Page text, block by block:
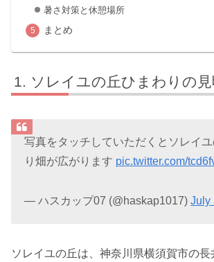
暑さ対策と休憩場所
まとめ
ソレイユの丘ひまわりの
写真をタッチしていただくとソレイ
り畑が広がります pic.twitter.com/
— ハスカップ07 (@haskap1017)July
ソレイユの丘は、神奈川県横須賀市の